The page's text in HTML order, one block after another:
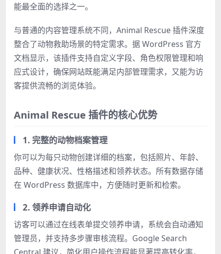
能最全面的选择之一。
与普通的内容管理系统不同，Animal Rescue 插件深度
整合了动物救助场景的特定需求。据 WordPress 官方
文档显示，该插件支持自定义字段、角色权限管理和响
应式设计，确保网站既能满足内部管理需求，又能为访
客提供流畅的浏览体验。
Animal Rescue 插件的核心优势
1. 完整的动物档案管理
你可以为每只动物创建详细的档案，包括照片、年龄、
品种、健康状况、性格描述和领养状态。所有数据存储
在 WordPress 数据库中，方便随时更新和检索。
2. 领养申请自动化
访客可以通过在线表单提交领养申请，系统会自动通知
管理员，并支持多步骤审核流程。Google Search